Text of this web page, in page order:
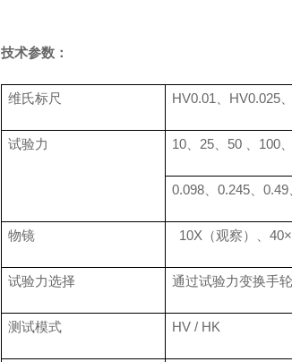
技术参数：
维氏标尺 HV0.01 HV0.025、
试验力 10、 25、 50 100、
0.098、 0.245、 0.49
物镜 10X （观察）、 40
试验力选择 通过试验力变换手
测试模式 HV / HK